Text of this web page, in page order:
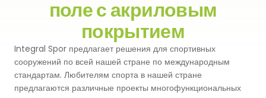
Легкоатлетические Дорожки
Падельные Корты
Падельн Клубы
Monoturf
PowerGrass
Система Напылительного Покрытия
Полное ПУ покрытие
ПУ Покрытие
Дренированный Шокпад
ПЭ Шокпад
поле с акриловым
покрытием
Integral Spor предлагает решения для спортивных
сооружений по всей нашей стране по международным
стандартам. Любителям спорта в нашей стране
предлагаются различные проекты многофункциональных